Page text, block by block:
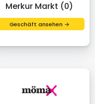
Merkur Markt (0)
Geschäft ansehen →